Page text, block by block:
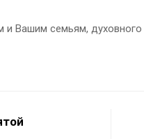
Вашим семьям,